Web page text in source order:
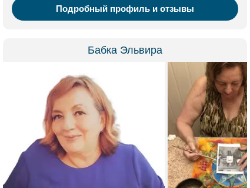
Подробный профиль и отзывы
Бабка Эльвира